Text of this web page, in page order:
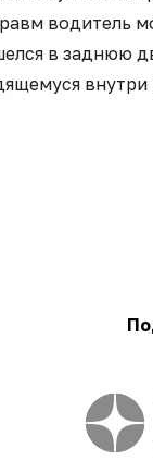
водитель
в заднюю
внутри